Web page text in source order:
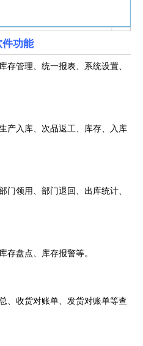
功能
管理、统一报表、系统设置、
入库、次品返工、库存、入库
领用、部门退回、出库统计、
盘点、库存报警等。
收货对账单、发货对账单等查